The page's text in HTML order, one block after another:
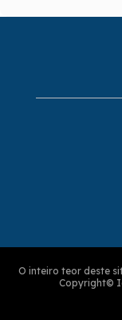
O inteiro teor deste
Copyright©